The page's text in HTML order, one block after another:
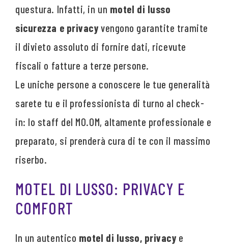
questura. Infatti, in un motel di lusso
sicurezza e privacyvengono garantite tramite
il divieto assoluto di fornire dati, ricevute
fiscali o fatture a terze persone.
Le uniche persone a conoscere le tue generalità
sarete tu e il professionista di turno al check-
in: lo staff del MO.OM, altamente professionale e
preparato, si prenderà cura di te con il massimo
riserbo.
MOTEL DI LUSSO: PRIVACY E
COMFORT
In un autentico motel di lusso, privacye